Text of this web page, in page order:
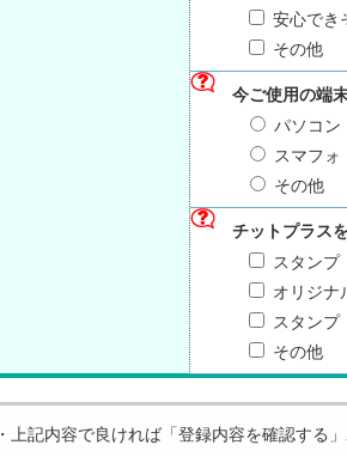
安心でき
その他
今ご使用の端
パソコン
スマフォ
その他
チットプラス
スタンプ
オリジナ
スタン
その他
・上記内容で良ければ「登録内容を確認する